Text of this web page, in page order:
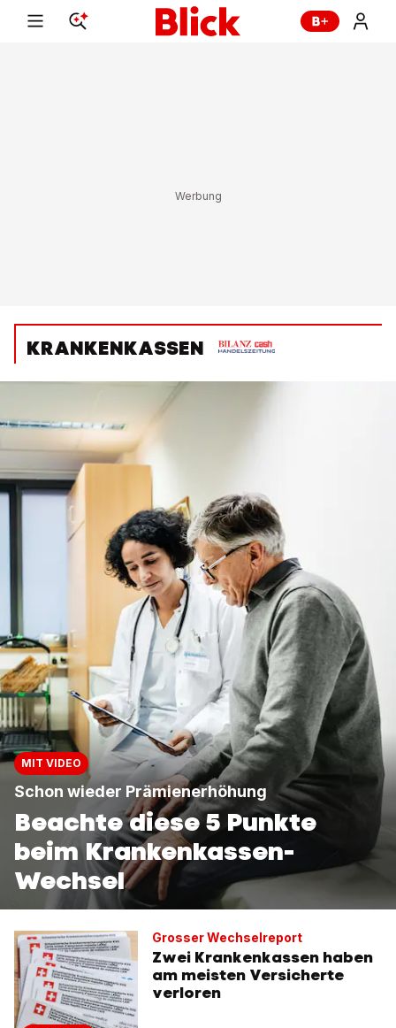
KRANKENKASSEN
MIT VIDEO
Schon wieder Prämienerhöhung
Beachte diese 5 Punkte
beim Krankenkassen-
Wechsel
Grosser Wechselreport
Zwei Krankenkassen haben
am meisten Versicherte
verloren